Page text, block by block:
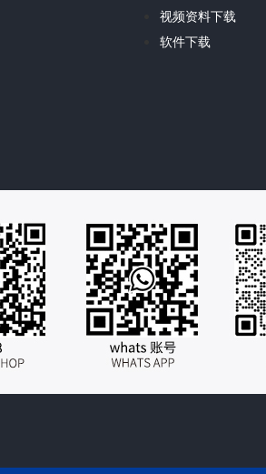
视频资料下载
软件下载